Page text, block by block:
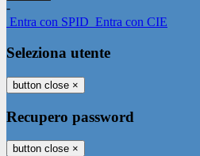
-
Entra con SPID Entra con CIE
Seleziona utente
button close ×
Recupero password
button close ×